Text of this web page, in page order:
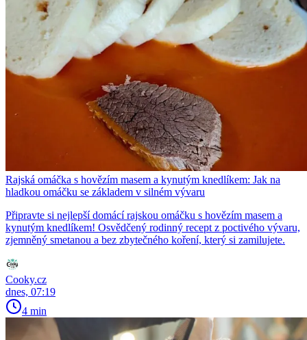
Rajská omáčka s hovězím masem a kynutým knedlíkem: Jak na
hladkou omáčku se základem v silném vývaru
Připravte si nejlepší domácí rajskou omáčku s hovězím masem a
kynutým knedlíkem! Osvědčený rodinný recept z poctivého vývaru,
zjemněný smetanou a bez zbytečného koření, který si zamilujete.
Cooky.cz
dnes, 07:19
4 min